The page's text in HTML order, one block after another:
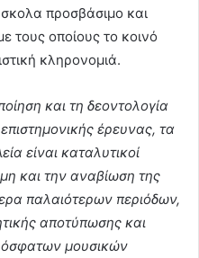
προσβάσιμο και
τους οποίους το κοινό
κληρονομιά.
και τη δεοντολογία
έρευνας, τα
είναι καταλυτικοί
και την αναβίωση της
παλαιότερων περιόδων,
αποτύπωσης και
μουσικών